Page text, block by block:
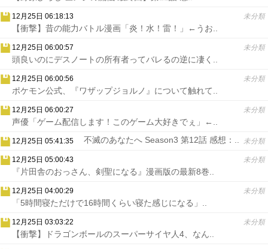
12月25日 06:18:13 未分類
【衝撃】昔の能力バトル漫画「炎！水！雷！」←うお..
12月25日 06:00:57 未分類
頭良いのにデスノートの所有者ってバレるの逆に凄く..
12月25日 06:00:56 未分類
ポケモン公式、『ワザップジョルノ』について触れて..
12月25日 06:00:27 未分類
声優「ゲーム配信します！このゲーム大好きでぇ」←..
12月25日 05:41:35 未分類
不滅のあなたへ Season3 第12話 感想：..
12月25日 05:00:43 未分類
『片田舎のおっさん、剣聖になる』漫画版の最新8巻..
12月25日 04:00:29 未分類
「5時間寝ただけで16時間くらい寝た感じになる」..
12月25日 03:03:22 未分類
【衝撃】ドラゴンボールのスーパーサイヤ人4、なん..